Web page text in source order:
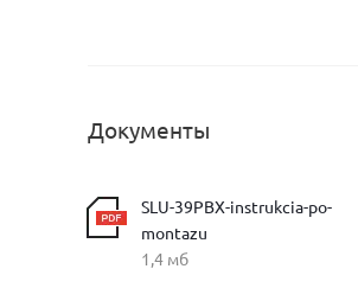
Документы
SLU-39PBX-instrukcia-po-
montazu
1,4 мб